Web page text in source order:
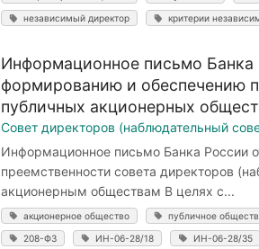
независимый директор критерии
Информационное письмо
формированию и обеспечению
публичных акционерных
Совет директоров (наблюдательный
Информационное письмо Банка
преемственности совета директоров
акционерным обществам В целях с...
акционерное общество публичное
208-ФЗ ИН-06-28/18 ИН-06-28/35